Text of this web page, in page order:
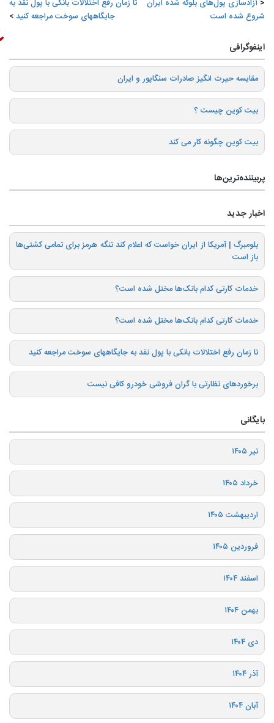
آزادسازی پول‌های بلوکه شده ایران
شروع شده است
تا زمان رفع اختلالات بانکی با پول نقد به
جایگاههای سوخت مراجعه کنید
اینفوگرافی
️مقایسه حیرت انگیز صادرات سنگاپور و ایران
بیت کوین چیست ؟
بیت کوین چگونه کار می کند
پربیننده‌ترین‌ها
اخبار جدید
بلومبرگ | آمریکا از ایران خواست که اعلام کند تنگه هرمز برای تمامی کشتی‌ها
باز است
خدمات کارتی کدام بانک‌ها مختل شده است؟
خدمات کارتی کدام بانک‌ها مختل شده است؟
تا زمان رفع اختلالات بانکی با پول نقد به جایگاههای سوخت مراجعه کنید
برخوردهای نظارتی با گران فروشی خودرو کافی نیست
بایگانی
تیر ۱۴۰۵
خرداد ۱۴۰۵
اردیبهشت ۱۴۰۵
فروردین ۱۴۰۵
اسفند ۱۴۰۴
بهمن ۱۴۰۴
دی ۱۴۰۴
آذر ۱۴۰۴
آبان ۱۴۰۴